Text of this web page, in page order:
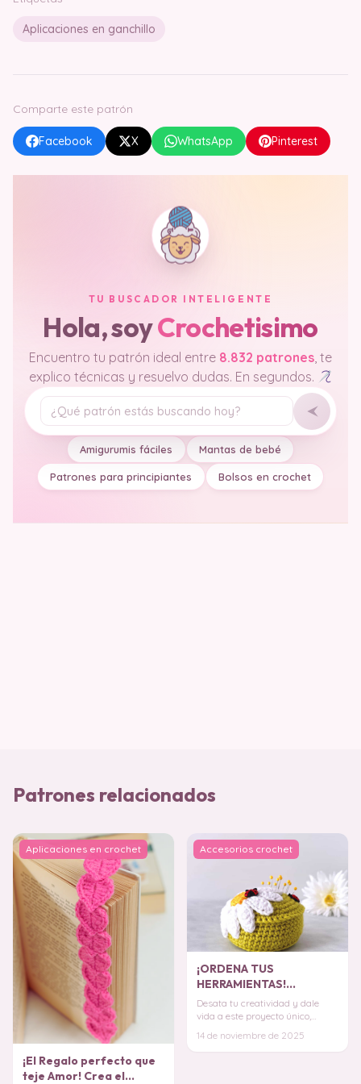
Aplicaciones en ganchillo
Comparte este patrón
Facebook X WhatsApp Pinterest
TU BUSCADOR INTELIGENTE
Hola, soyCrochetisimo
Encuentro tu patrón ideal entre 8.832 patrones, te
explico técnicas y resuelvo dudas. En segundos.
Tu pregunta
Amigurumis fáciles Mantas de bebé
Patrones para principiantes Bolsos en crochet
Patrones relacionados
Aplicaciones en crochet
¡El Regalo perfecto que
teje Amor! Crea el
Accesorios crochet
¡ORDENA TUS
HERRAMIENTAS!
Alfiletero de Margarita
en Crochet PATRÓN
Desata tu creatividad y dale
vida a este proyecto único,
entorno y hacer
14 de noviembre de 2025